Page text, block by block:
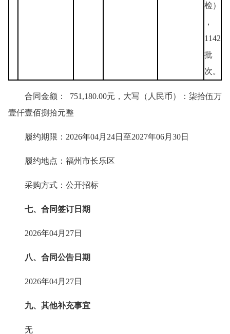
检）
，
1142
批
次。
合同金额： 751,180.00元，大写（人民币）：柒拾伍万
壹仟壹佰捌拾元整
履约期限：2026年04月24日至2027年06月30日
履约地点：福州市长乐区
采购方式：公开招标
七、合同签订日期
2026年04月27日
八、合同公告日期
2026年04月27日
九、其他补充事宜
无